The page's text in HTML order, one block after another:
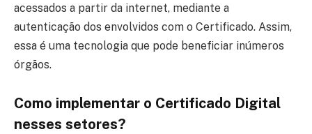
acessados a partir da internet, mediante a
autenticação dos envolvidos com o Certificado. Assim,
essa é uma tecnologia que pode beneficiar inúmeros
órgãos.
Como implementar o Certificado Digital
nesses setores?